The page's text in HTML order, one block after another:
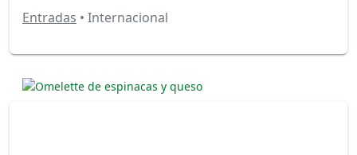
Entradas • Internacional